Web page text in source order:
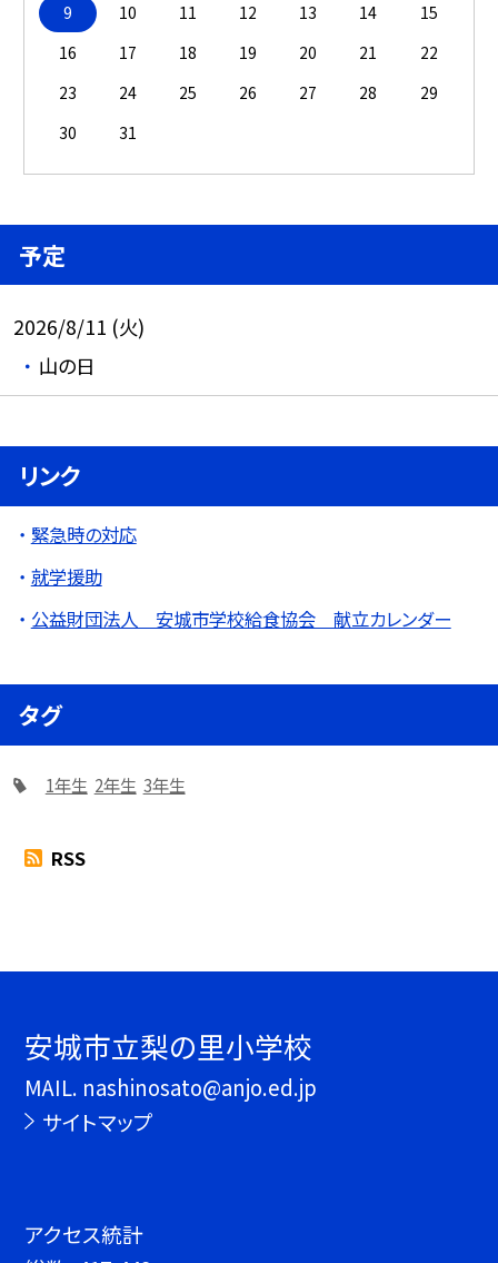
9
10 11 12 13 14
15
16
17 18 19 20 21
22
23
24 25 26 27 28
29
30
31
予定
2026/8/11 (火)
山の日
リンク
緊急時の対応
就学援助
公益財団法人 安城市学校給食協会 献立カレンダー
タグ
1年生 2年生 3年生
RSS
安城市立梨の里小学校
MAIL. nashinosato@anjo.ed.jp
サイトマップ
アクセス統計